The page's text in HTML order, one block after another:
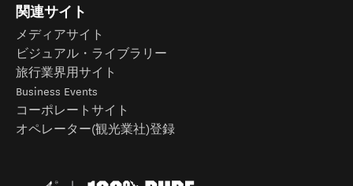
関連サイト
メディアサイト
ビジュアル・ライブラリー
旅行業界用サイト
Business Events
コーポレートサイト
オペレーター(観光業社)登録